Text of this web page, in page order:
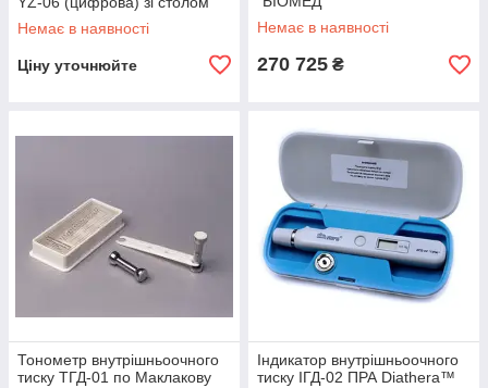
Немає в наявності
Ціну уточнюйте
Немає в наявності
270 725 ₴
Тонометр внутрішньоочного
тиску ТГД-01 по Маклакову
Індикатор внутрішньоочного
тиску ІГД-02 ПРА Diathera™